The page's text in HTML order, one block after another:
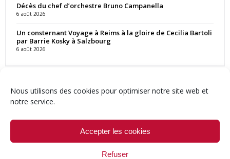
Nous utilisons des cookies pour optimiser notre site web et
notre service.
Accepter les cookies
Refuser
Décès du chef d’orchestre Bruno Campanella
6 août 2026
Un consternant Voyage à Reims à la gloire de Cecilia Bartoli
par Barrie Kosky à Salzbourg
6 août 2026